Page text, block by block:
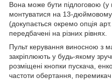
Вона може бути підлоговою (у
монтуватися на 13-
(докупається окремо опція
передбачені на різних рівнях.
Пульт керування виносною з
закріплюють у будь-якому
розміщені кнопки пускача,
частоти обертання,